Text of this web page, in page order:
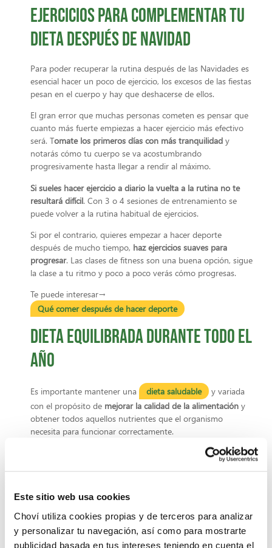
Este sitio web usa cookies
Choví utiliza cookies propias y de terceros para analizar
y personalizar tu navegación, así como para mostrarte
publicidad basada en tus intereses teniendo en cuenta el
Ejercicios para complementar tu
dieta después de Navidad
Para poder recuperar la rutina después de las Navidades es
esencial hacer un poco de ejercicio, los excesos de las fiestas
pesan en el cuerpo y hay que deshacerse de ellos.
El gran error que muchas personas cometen es pensar que
cuanto más fuerte empiezas a hacer ejercicio más efectivo
será. Tomate los primeros días con más tranquilidad y
notarás cómo tu cuerpo se va acostumbrando
progresivamente hasta llegar a rendir al máximo.
Si sueles hacer ejercicio a diario la vuelta a la rutina no te
resultará difícil. Con 3 o 4 sesiones de entrenamiento se
puede volver a la rutina habitual de ejercicios.
Si por el contrario, quieres empezar a hacer deporte
después de mucho tiempo, haz ejercicios suaves para
progresar. Las clases de fitness son una buena opción, sigue
la clase a tu ritmo y poco a poco verás cómo progresas.
Te puede interesar→
Qué comer después de hacer deporte
Dieta equilibrada durante todo el
año
Es importante mantener una dieta saludable
y variada
con el propósito de mejorar la calidad de la alimentación y
obtener todos aquellos nutrientes que el organismo
necesita para funcionar correctamente.
Se puede incorporar en cada comida y cena algo de
carne, el pescado, el marisco o el huevo; y verduras u
hortalizas, ya sean cocinadas o crudas.